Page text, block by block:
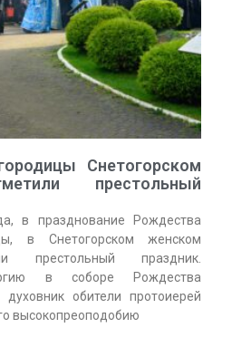
Снетогорском
престольный
в празднование Рождества
в Снетогорском женском
престольный праздник.
в соборе Рождества
обители протоиерей
высокопреоподобию